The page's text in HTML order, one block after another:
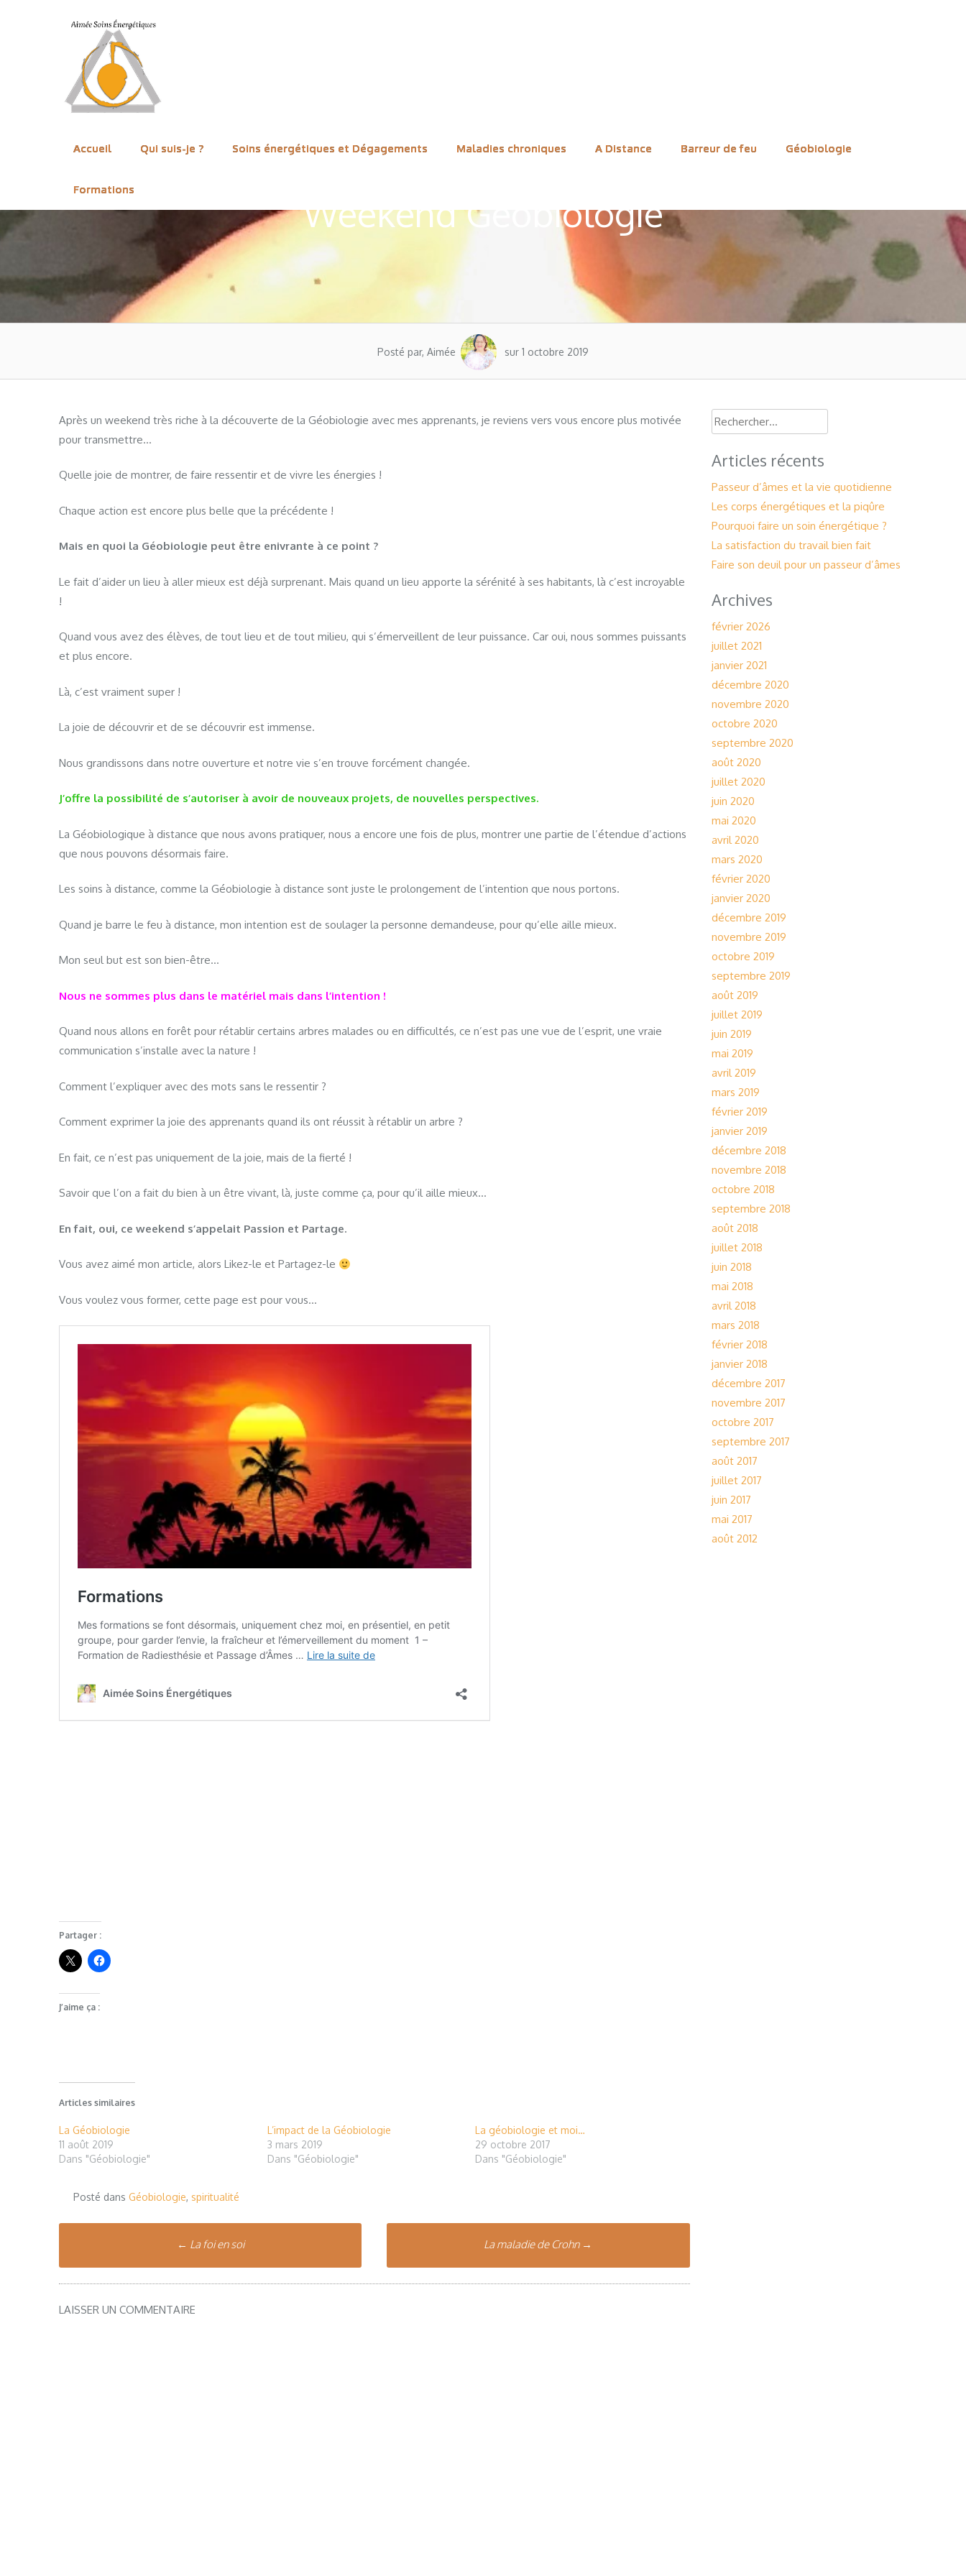
Accueil Qui suis-je ? Soins énergétiques et Dégagements Maladies chroniques A Distance Barreur de feu Géobiologie
Formations
Weekend Géobiologie
Posté par, Aimée sur 1 octobre 2019
Après un weekend très riche à la découverte de la Géobiologie avec mes apprenants, je reviens vers vous encore plus motivée
pour transmettre…
Quelle joie de montrer, de faire ressentir et de vivre les énergies !
Chaque action est encore plus belle que la précédente !
Mais en quoi la Géobiologie peut être enivrante à ce point ?
Le fait d’aider un lieu à aller mieux est déjà surprenant. Mais quand un lieu apporte la sérénité à ses habitants, là c’est incroyable
!
Quand vous avez des élèves, de tout lieu et de tout milieu, qui s’émerveillent de leur puissance. Car oui, nous sommes puissants
et plus encore.
Là, c’est vraiment super !
La joie de découvrir et de se découvrir est immense.
Nous grandissons dans notre ouverture et notre vie s’en trouve forcément changée.
J’offre la possibilité de s’autoriser à avoir de nouveaux projets, de nouvelles perspectives.
La Géobiologique à distance que nous avons pratiquer, nous a encore une fois de plus, montrer une partie de l’étendue d’actions
que nous pouvons désormais faire.
Les soins à distance, comme la Géobiologie à distance sont juste le prolongement de l’intention que nous portons.
Quand je barre le feu à distance, mon intention est de soulager la personne demandeuse, pour qu’elle aille mieux.
Mon seul but est son bien-être…
Nous ne sommes plus dans le matériel mais dans l’intention !
Quand nous allons en forêt pour rétablir certains arbres malades ou en difficultés, ce n’est pas une vue de l’esprit, une vraie
communication s’installe avec la nature !
Comment l’expliquer avec des mots sans le ressentir ?
Comment exprimer la joie des apprenants quand ils ont réussit à rétablir un arbre ?
En fait, ce n’est pas uniquement de la joie, mais de la fierté !
Savoir que l’on a fait du bien à un être vivant, là, juste comme ça, pour qu’il aille mieux…
En fait, oui, ce weekend s’appelait Passion et Partage.
Vous avez aimé mon article, alors Likez-le et Partagez-le
Vous voulez vous former, cette page est pour vous…
Partager :
J’aime ça :
Articles similaires
La Géobiologie
11 août 2019
Dans "Géobiologie"
L’impact de la Géobiologie
3 mars 2019
Dans "Géobiologie"
La géobiologie et moi…
29 octobre 2017
Dans "Géobiologie"
Posté dans Géobiologie, spiritualité
navigation
← La foi en soi La maladie de Crohn →
LAISSER UN COMMENTAIRE
Rechercher :
Articles récents
Passeur d’âmes et la vie quotidienne
Les corps énergétiques et la piqûre
Pourquoi faire un soin énergétique ?
La satisfaction du travail bien fait
Faire son deuil pour un passeur d’âmes
Archives
février 2026
juillet 2021
janvier 2021
décembre 2020
novembre 2020
octobre 2020
septembre 2020
août 2020
juillet 2020
juin 2020
mai 2020
avril 2020
mars 2020
février 2020
janvier 2020
décembre 2019
novembre 2019
octobre 2019
septembre 2019
août 2019
juillet 2019
juin 2019
mai 2019
avril 2019
mars 2019
février 2019
janvier 2019
décembre 2018
novembre 2018
octobre 2018
septembre 2018
août 2018
juillet 2018
juin 2018
mai 2018
avril 2018
mars 2018
février 2018
janvier 2018
décembre 2017
novembre 2017
octobre 2017
septembre 2017
août 2017
juillet 2017
juin 2017
mai 2017
août 2012